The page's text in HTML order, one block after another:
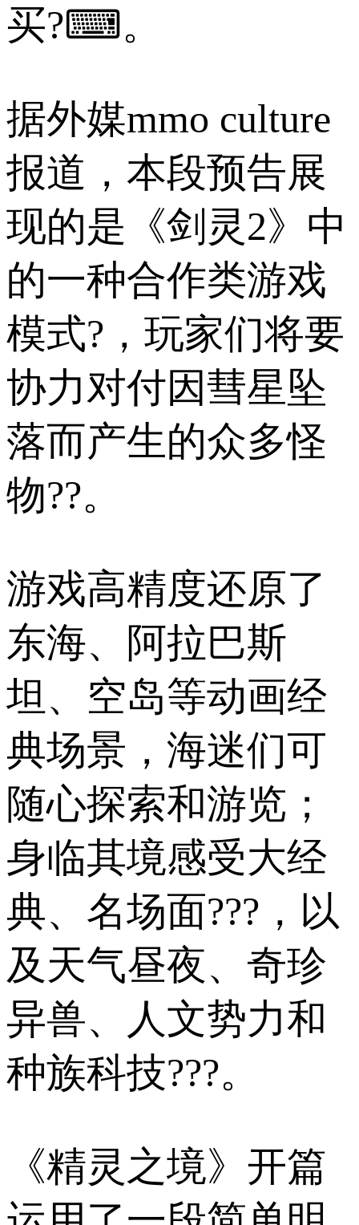
买?⌨。
据外媒mmo culture
报道，本段预告展
现的是《剑灵2》中
的一种合作类游戏
模式?，玩家们将要
协力对付因彗星坠
落而产生的众多怪
物??。
游戏高精度还原了
东海、阿拉巴斯
坦、空岛等动画经
典场景，海迷们可
随心探索和游览；
身临其境感受大经
典、名场面???，以
及天气昼夜、奇珍
异兽、人文势力和
种族科技???。
《精灵之境》开篇